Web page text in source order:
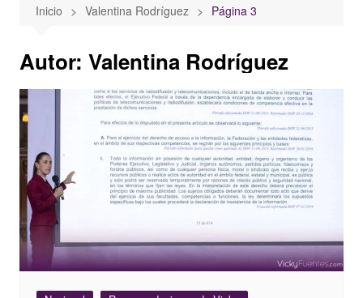
Inicio Valentina Rodríguez Página 3
Autor: Valentina Rodríguez